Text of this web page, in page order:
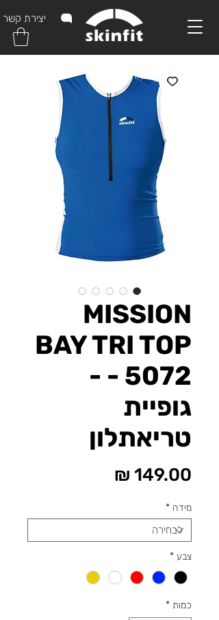
יצירת קשר
MISSION
BAY TRI TOP
- 5072 -
גופיית
טריאתלון
מידה *
צבע *
כמות *